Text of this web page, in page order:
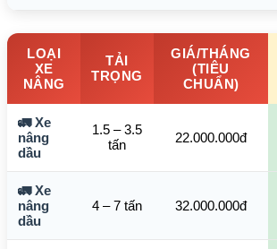
LOẠI
XE
NÂNG
TẢI
TRỌNG
GIÁ/THÁNG
(TIÊU
CHUẨN)
🚛 Xe
nâng
dầu
1.5 – 3.5
tấn
22.000.000đ
🚛 Xe
nâng
dầu
4 – 7 tấn 32.000.000đ